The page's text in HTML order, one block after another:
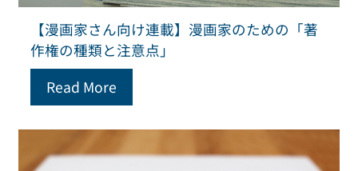
【漫画家さん向け連載】漫画家のための「著
作権の種類と注意点」
Read More